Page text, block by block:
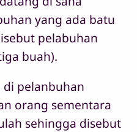
yang ada batu
pelabuhan
buah).
di pelanbuhan
orang sementara
sehingga disebut